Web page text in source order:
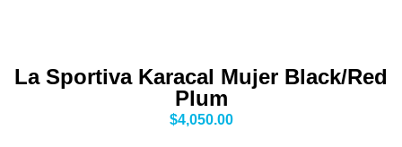
La Sportiva Karacal Mujer Black/Red
Plum
$4,050.00